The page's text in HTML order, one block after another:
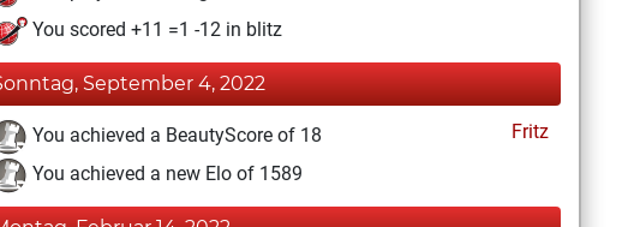
You scored +11 =1 -12 in blitz
September 4, 2022
You achieved a BeautyScore of 18
Fritz
You achieved a new Elo of 1589